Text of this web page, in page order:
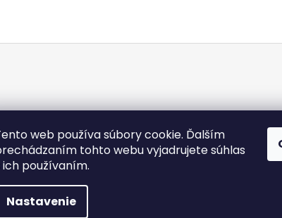
web používa súbory cookie. Ďalším
tohto webu vyjadrujete súhlas
ich používaním.
Nastavenie
- stiahni Doba dodania Obchodné podmienky
Heureka.sk
. Všetky práva vyhradené.